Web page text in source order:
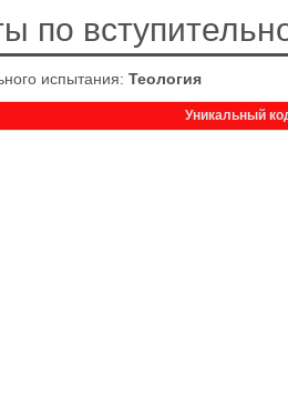
по
испытания: Теология
Уникальный